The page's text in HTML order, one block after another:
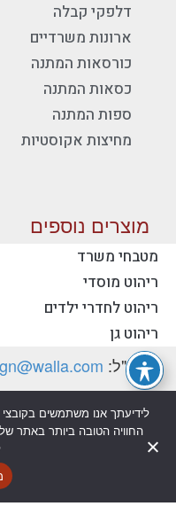
דלפקי קבלה
ארונות משרדיים
כורסאות המתנה
כסאות המתנה
ספות המתנה
מחיצות אקוסטיות
מוצרים נוספים
מטבחי משרד
ריהוט מוסדי
ריהוט לחדרי ילדים
ריהוט גן
יצירת קשר - פז
טלפון:
דוא"ל:
דואר בלבד)
@ כל הזכויות שמורות
החוויה הטובה ביותר באתר